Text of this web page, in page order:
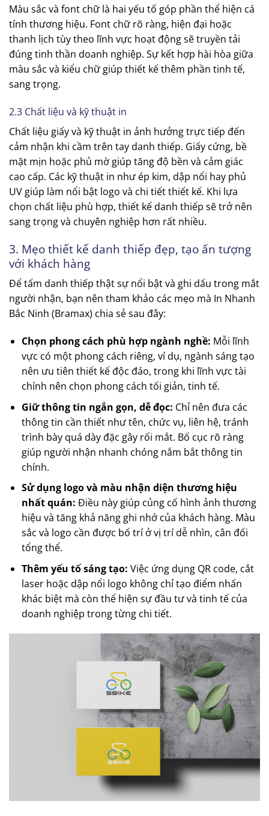
Màu sắc và font chữ là hai yếu tố góp phần thể hiện cá
tính thương hiệu. Font chữ rõ ràng, hiện đại hoặc
thanh lịch tùy theo lĩnh vực hoạt động sẽ truyền tải
đúng tinh thần doanh nghiệp. Sự kết hợp hài hòa giữa
màu sắc và kiểu chữ giúp thiết kế thêm phần tinh tế,
sang trọng.
2.3 Chất liệu và kỹ thuật in
Chất liệu giấy và kỹ thuật in ảnh hưởng trực tiếp đến
cảm nhận khi cầm trên tay danh thiếp. Giấy cứng, bề
mặt mịn hoặc phủ mờ giúp tăng độ bền và cảm giác
cao cấp. Các kỹ thuật in như ép kim, dập nổi hay phủ
UV giúp làm nổi bật logo và chi tiết thiết kế. Khi lựa
chọn chất liệu phù hợp, thiết kế danh thiếp sẽ trở nên
sang trọng và chuyên nghiệp hơn rất nhiều.
3. Mẹo thiết kế danh thiếp đẹp, tạo ấn tượng
với khách hàng
Để tấm danh thiếp thật sự nổi bật và ghi dấu trong mắt
người nhận, bạn nên tham khảo các mẹo mà In Nhanh
Bắc Ninh (Bramax) chia sẻ sau đây:
Chọn phong cách phù hợp ngành nghề: Mỗi lĩnh
vực có một phong cách riêng, ví dụ, ngành sáng tạo
nên ưu tiên thiết kế độc đáo, trong khi lĩnh vực tài
chính nên chọn phong cách tối giản, tinh tế.
Giữ thông tin ngắn gọn, dễ đọc: Chỉ nên đưa các
thông tin cần thiết như tên, chức vụ, liên hệ, tránh
trình bày quá dày đặc gây rối mắt. Bố cục rõ ràng
giúp người nhận nhanh chóng nắm bắt thông tin
chính.
Sử dụng logo và màu nhận diện thương hiệu
nhất quán: Điều này giúp củng cố hình ảnh thương
hiệu và tăng khả năng ghi nhớ của khách hàng. Màu
sắc và logo cần được bố trí ở vị trí dễ nhìn, cân đối
tổng thể.
Thêm yếu tố sáng tạo: Việc ứng dụng QR code, cắt
laser hoặc dập nổi logo không chỉ tạo điểm nhấn
khác biệt mà còn thể hiện sự đầu tư và tinh tế của
doanh nghiệp trong từng chi tiết.